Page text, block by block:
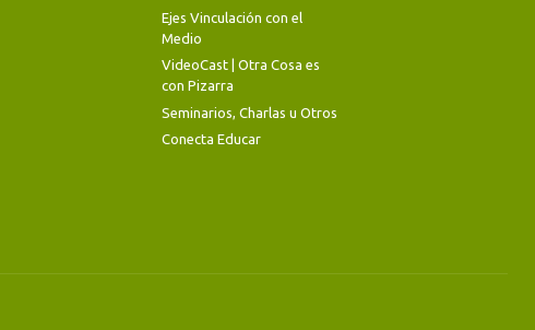
Ejes Vinculación con el
Medio
VideoCast | Otra Cosa es
con Pizarra
Seminarios, Charlas u Otros
Conecta Educar